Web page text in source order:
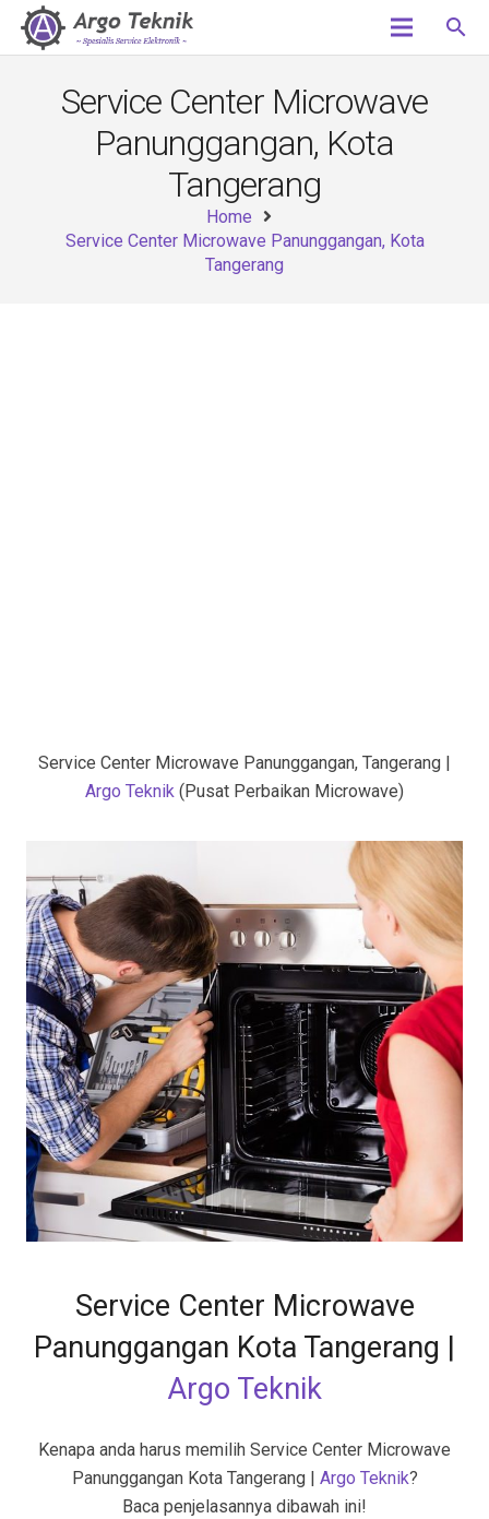
search
Service Center Microwave
Panunggangan, Kota
Tangerang
Home
Service Center Microwave Panunggangan, Kota
Tangerang
Service Center Microwave Panunggangan, Tangerang |
Argo Teknik (Pusat Perbaikan Microwave)
Service Center Microwave
Panunggangan Kota Tangerang |
Argo Teknik
Kenapa anda harus memilih Service Center Microwave
Panunggangan Kota Tangerang | Argo Teknik?
Baca penjelasannya dibawah ini!